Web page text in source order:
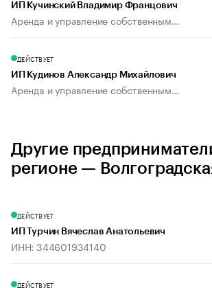
ИП Кучинский Владимир Францович
Аренда и управление собственным...
ДЕЙСТВУЕТ
ИП Кудинов Александр Михайлович
Аренда и управление собственным...
Другие
регионе —
ДЕЙСТВУЕТ
ИП Турчин Вячеслав Анатольевич
ИНН: 344601934140
ДЕЙСТВУЕТ